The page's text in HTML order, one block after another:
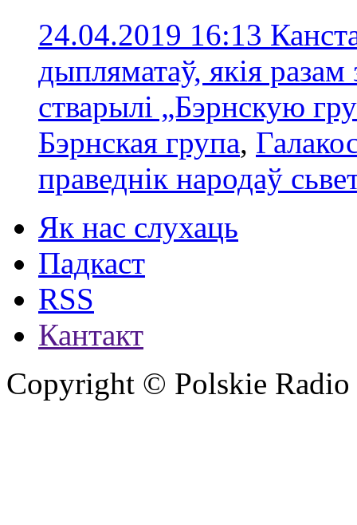
24.04.2019 16:13
дыпляматаў, якія разам
стварылі „Бэрнскую
Бэрнская групa,
праведнік народаў
Як нас слухаць
Падкаст
RSS
Кантакт
Copyright © Polskie